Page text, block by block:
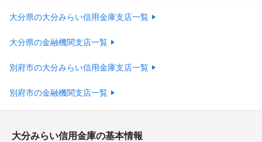
大分県の大分みらい信用金庫支店一覧
大分県の金融機関支店一覧
別府市の大分みらい信用金庫支店一覧
別府市の金融機関支店一覧
大分みらい信用金庫の基本情報